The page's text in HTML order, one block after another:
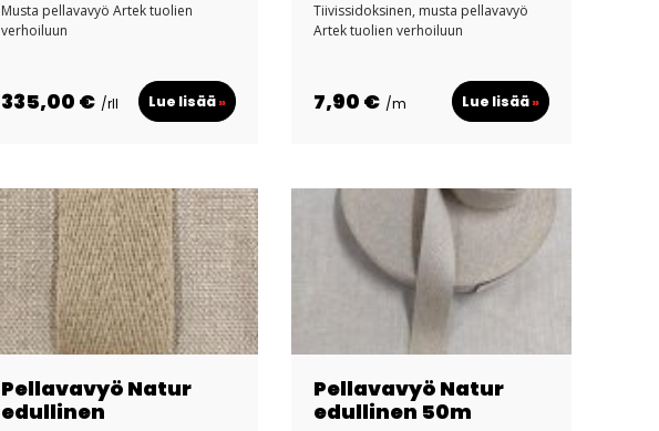
Musta pellavavyö Artek tuolien
verhoiluun
335,00 € /rll Lue lisää»
Tiivissidoksinen, musta pellavavyö
Artek tuolien verhoiluun
7,90 € /m Lue lisää»
Pellavavyö Natur
edullinen
Pellavavyö Natur
edullinen 50m